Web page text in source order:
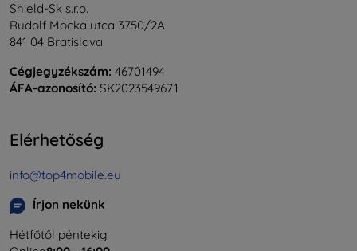
Shield-Sk s.r.o.
Rudolf Mocka utca 3750/2A
841 04 Bratislava
Cégjegyzékszám: 46701494
ÁFA-azonosító: SK2023549671
Elérhetőség
info@top4mobile.eu
Írjon nekünk
Hétfőtől péntekig: